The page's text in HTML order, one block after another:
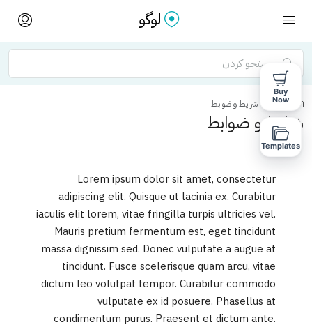
خانه شرایط و ضوابط
شرایط و ضوابط
Lorem ipsum dolor sit amet, consectetur
adipiscing elit. Quisque ut lacinia ex. Curabitur
iaculis elit lorem, vitae fringilla turpis ultricies vel.
Mauris pretium fermentum est, eget tincidunt
massa dignissim sed. Donec vulputate a augue at
tincidunt. Fusce scelerisque quam arcu, vitae
dictum leo volutpat tempor. Curabitur commodo
vulputate ex id posuere. Phasellus at
condimentum purus. Praesent et dictum ante.
Buy
Now
Templates